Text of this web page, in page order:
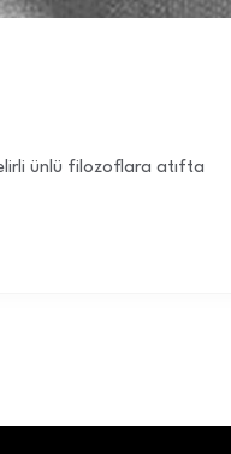
ünlü filozoflara atıfta